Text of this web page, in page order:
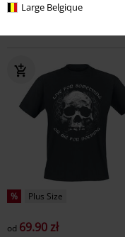
Large Belgique
% Plus Size
od 69.90 zł